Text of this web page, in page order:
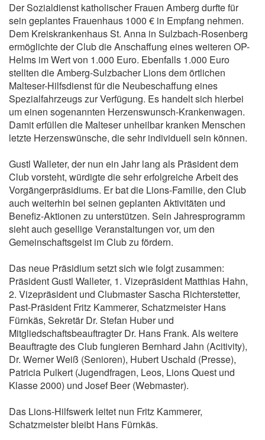
Der Sozialdienst katholischer Frauen Amberg durfte für
sein geplantes Frauenhaus 1000 € in Empfang nehmen.
Dem Kreiskrankenhaus St. Anna in Sulzbach-Rosenberg
ermöglichte der Club die Anschaffung eines weiteren OP-
Helms im Wert von 1.000 Euro. Ebenfalls 1.000 Euro
stellten die Amberg-Sulzbacher Lions dem örtlichen
Malteser-Hilfsdienst für die Neubeschaffung eines
Spezialfahrzeugs zur Verfügung. Es handelt sich hierbei
um einen sogenannten Herzenswunsch-Krankenwagen.
Damit erfüllen die Malteser unheilbar kranken Menschen
letzte Herzenswünsche, die sehr individuell sein können.
Gustl Walleter, der nun ein Jahr lang als Präsident dem
Club vorsteht, würdigte die sehr erfolgreiche Arbeit des
Vorgängerpräsidiums. Er bat die Lions-Familie, den Club
auch weiterhin bei seinen geplanten Aktivitäten und
Benefiz-Aktionen zu unterstützen. Sein Jahresprogramm
sieht auch gesellige Veranstaltungen vor, um den
Gemeinschaftsgeist im Club zu fördern.
Das neue Präsidium setzt sich wie folgt zusammen:
Präsident Gustl Walleter, 1. Vizepräsident Matthias Hahn,
2. Vizepräsident und Clubmaster Sascha Richterstetter,
Past-Präsident Fritz Kammerer, Schatzmeister Hans
Fürnkäs, Sekretär Dr. Stefan Huber und
Mitgliedschaftsbeauftragter Dr. Hans Frank. Als weitere
Beauftragte des Club fungieren Bernhard Jahn (Acitivity),
Dr. Werner Weiß (Senioren), Hubert Uschald (Presse),
Patricia Pulkert (Jugendfragen, Leos, Lions Quest und
Klasse 2000) und Josef Beer (Webmaster).
Das Lions-Hilfswerk leitet nun Fritz Kammerer,
Schatzmeister bleibt Hans Fürnkäs.